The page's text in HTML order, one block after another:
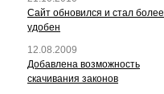
Сайт обновился и стал более
удобен
12.08.2009
Добавлена возможность
скачивания законов